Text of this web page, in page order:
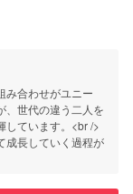
み合わせがユニー
、世代の違う二人を
しています。<br />
成長していく過程が